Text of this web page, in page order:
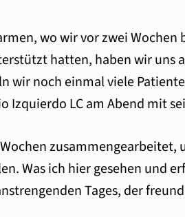
wo wir vor zwei
hatten, haben wir uns
wir noch einmal viele
LC am Abend mit
zusammengearbeitet,
Was ich hier gesehen und
Tages, der